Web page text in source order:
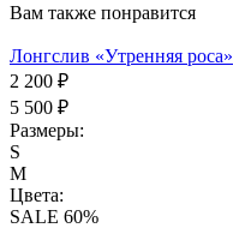
Вам также понравится
Лонгслив «Утренняя роса»
2 200 ₽
5 500 ₽
Размеры:
S
M
Цвета:
SALE 60%